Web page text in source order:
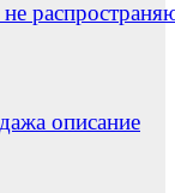
описание